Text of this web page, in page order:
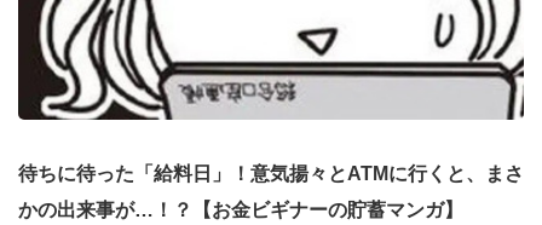
待ちに待った「給料日」！意気揚々とATMに行くと、まさ
かの出来事が…！？【お金ビギナーの貯蓄マンガ】